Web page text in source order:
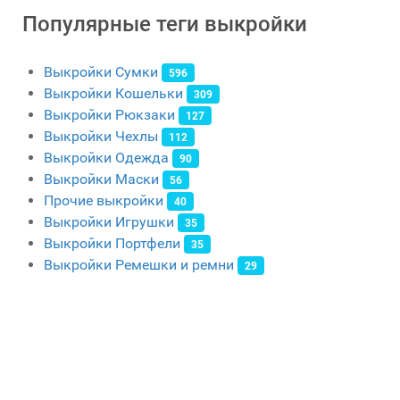
Популярные теги выкройки
Выкройки Сумки 596
Выкройки Кошельки 309
Выкройки Рюкзаки 127
Выкройки Чехлы 112
Выкройки Одежда 90
Выкройки Маски 56
Прочие выкройки 40
Выкройки Игрушки 35
Выкройки Портфели 35
Выкройки Ремешки и ремни 29